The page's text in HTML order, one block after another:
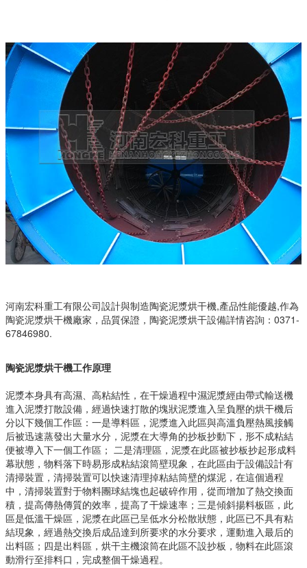
河南宏科重工有限公司設計與制造陶瓷泥漿烘干機,產品性能優越,作為
陶瓷泥漿烘干機廠家，品質保證，陶瓷泥漿烘干設備詳情咨詢：0371-
67846980.
陶瓷泥漿烘干機工作原理
泥漿本身具有高濕、高粘結性，在干燥過程中濕泥漿經由帶式輸送機
進入泥漿打散設備，經過快速打散的塊狀泥漿進入呈負壓的烘干機后
分以下幾個工作區：一是導料區，泥漿進入此區與高溫負壓熱風接觸
后被迅速蒸發出大量水分，泥漿在大導角的抄板抄動下，形不成粘結
便被導入下一個工作區； 二是清理區，泥漿在此區被抄板抄起形成料
幕狀態，物料落下時易形成粘結滾筒壁現象，在此區由于設備設計有
清掃裝置，清掃裝置可以快速清理掉粘結筒壁的煤泥，在這個過程
中，清掃裝置對于物料團球結塊也起破碎作用，從而增加了熱交換面
積，提高傳熱傳質的效率，提高了干燥速率；三是傾斜揚料板區，此
區是低溫干燥區，泥漿在此區已呈低水分松散狀態，此區已不具有粘
結現象，經過熱交換后成品達到所要求的水分要求，運動進入最后的
出料區；四是出料區，烘干主機滾筒在此區不設抄板，物料在此區滾
動滑行至排料口，完成整個干燥過程。